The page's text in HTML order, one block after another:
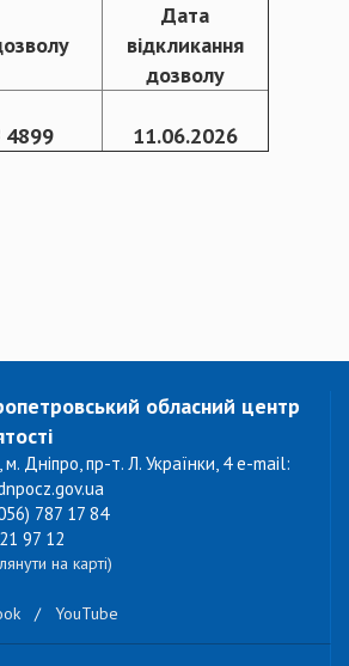
Дата
відкликання
дозволу
11.06.2026
обласний центр
м. Дніпро, пр-т. Л. Українки, 4 e-mail:
787 17 84
97 12
на карті)
/ YouTube